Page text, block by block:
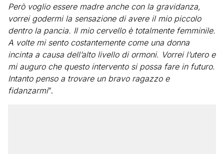
Però voglio essere madre anche con la gravidanza,
vorrei godermi la sensazione di avere il mio piccolo
dentro la pancia. Il mio cervello è totalmente femminile.
A volte mi sento costantemente come una donna
incinta a causa dell’alto livello di ormoni. Vorrei l’utero e
mi auguro che questo intervento si possa fare in futuro.
Intanto penso a trovare un bravo ragazzo e
fidanzarmi“.